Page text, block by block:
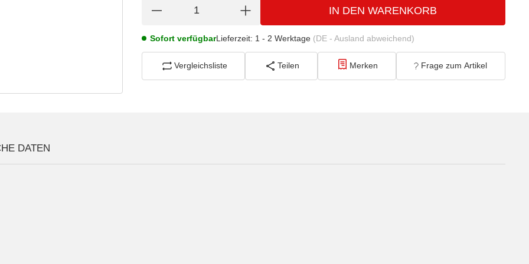
IN DEN WARENKORB
Sofort verfügbarLieferzeit: 1 - 2 Werktage (DE - Ausland abweichend)
Vergleichsliste Teilen Merken Frage zum Artikel
DATEN